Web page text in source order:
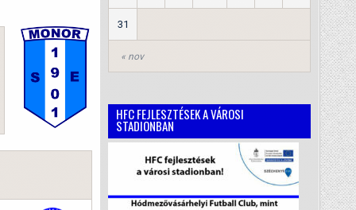
« nov
31
HFC FEJLESZTÉSEK A VÁROSI
STADIONBAN